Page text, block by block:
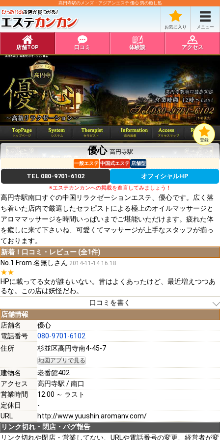
高円寺駅のメンズ・アジアンエステ 優心 男の癒し処
お気に入り メニュー
店舗TOP 口コミ 体験談 アクセス
優心 高円寺駅
登録
一般エステ 中国式エステ 店舗型
TEL 080-9701-6102 オフィシャルHP
※エステカンカンへの掲載を進言してみましょう！
高円寺駅南口すぐの中国リラクゼーションエステ、優心です。広く落
ち着いた店内で厳選したセラピストによる極上のオイルマッサージと
アロママッサージを時間いっぱいまでご堪能いただけます。疲れた体
を癒しに来て下さいね、可愛くてマッサージが上手なスタッフが揃っ
ております。
新着！口コミ・レビュー (全1件)
No.1 From 名無しさん 2014-11-14 16:18
★★
HPに載ってる女が誰もいない。昔はよくあったけど、最近増えつつあ
るな。この店は妖怪だわ。
口コミを書く
[必須]
[必須]
[必須]
店舗情報
店舗名
優心
電話番号
080-9701-6102
住所
杉並区高円寺南4-45-7
地図アプリで見る
建物名
老番館402
アクセス
高円寺駅 / 南口
営業時間
12:00 ～ ラスト
定休日
-
URL
http://www.yuushin.aromanv.com/
リンク切れ・閉店・バグ報告
リンク切れや閉店・営業してない、URLや電話番号の変更、経営者が変